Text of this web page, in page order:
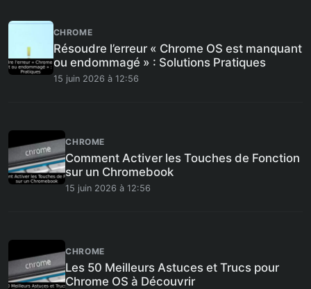
CHROME
Résoudre l’erreur « Chrome OS est manquant
ou endommagé » : Solutions Pratiques
15 juin 2026 à 12:56
CHROME
Comment Activer les Touches de Fonction
sur un Chromebook
15 juin 2026 à 12:56
CHROME
Les 50 Meilleurs Astuces et Trucs pour
Chrome OS à Découvrir